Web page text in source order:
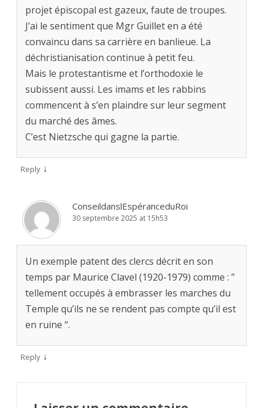
projet épiscopal est gazeux, faute de troupes.
J’ai le sentiment que Mgr Guillet en a été
convaincu dans sa carrière en banlieue. La
déchristianisation continue à petit feu.
Mais le protestantisme et l’orthodoxie le
subissent aussi. Les imams et les rabbins
commencent à s’en plaindre sur leur segment
du marché des âmes.
C’est Nietzsche qui gagne la partie.
Reply ↓
ConseildanslEspéranceduRoi
30 septembre 2025 at 15h53
Un exemple patent des clercs décrit en son
temps par Maurice Clavel (1920-1979) comme : ”
tellement occupés à embrasser les marches du
Temple qu’ils ne se rendent pas compte qu’il est
en ruine “.
Reply ↓